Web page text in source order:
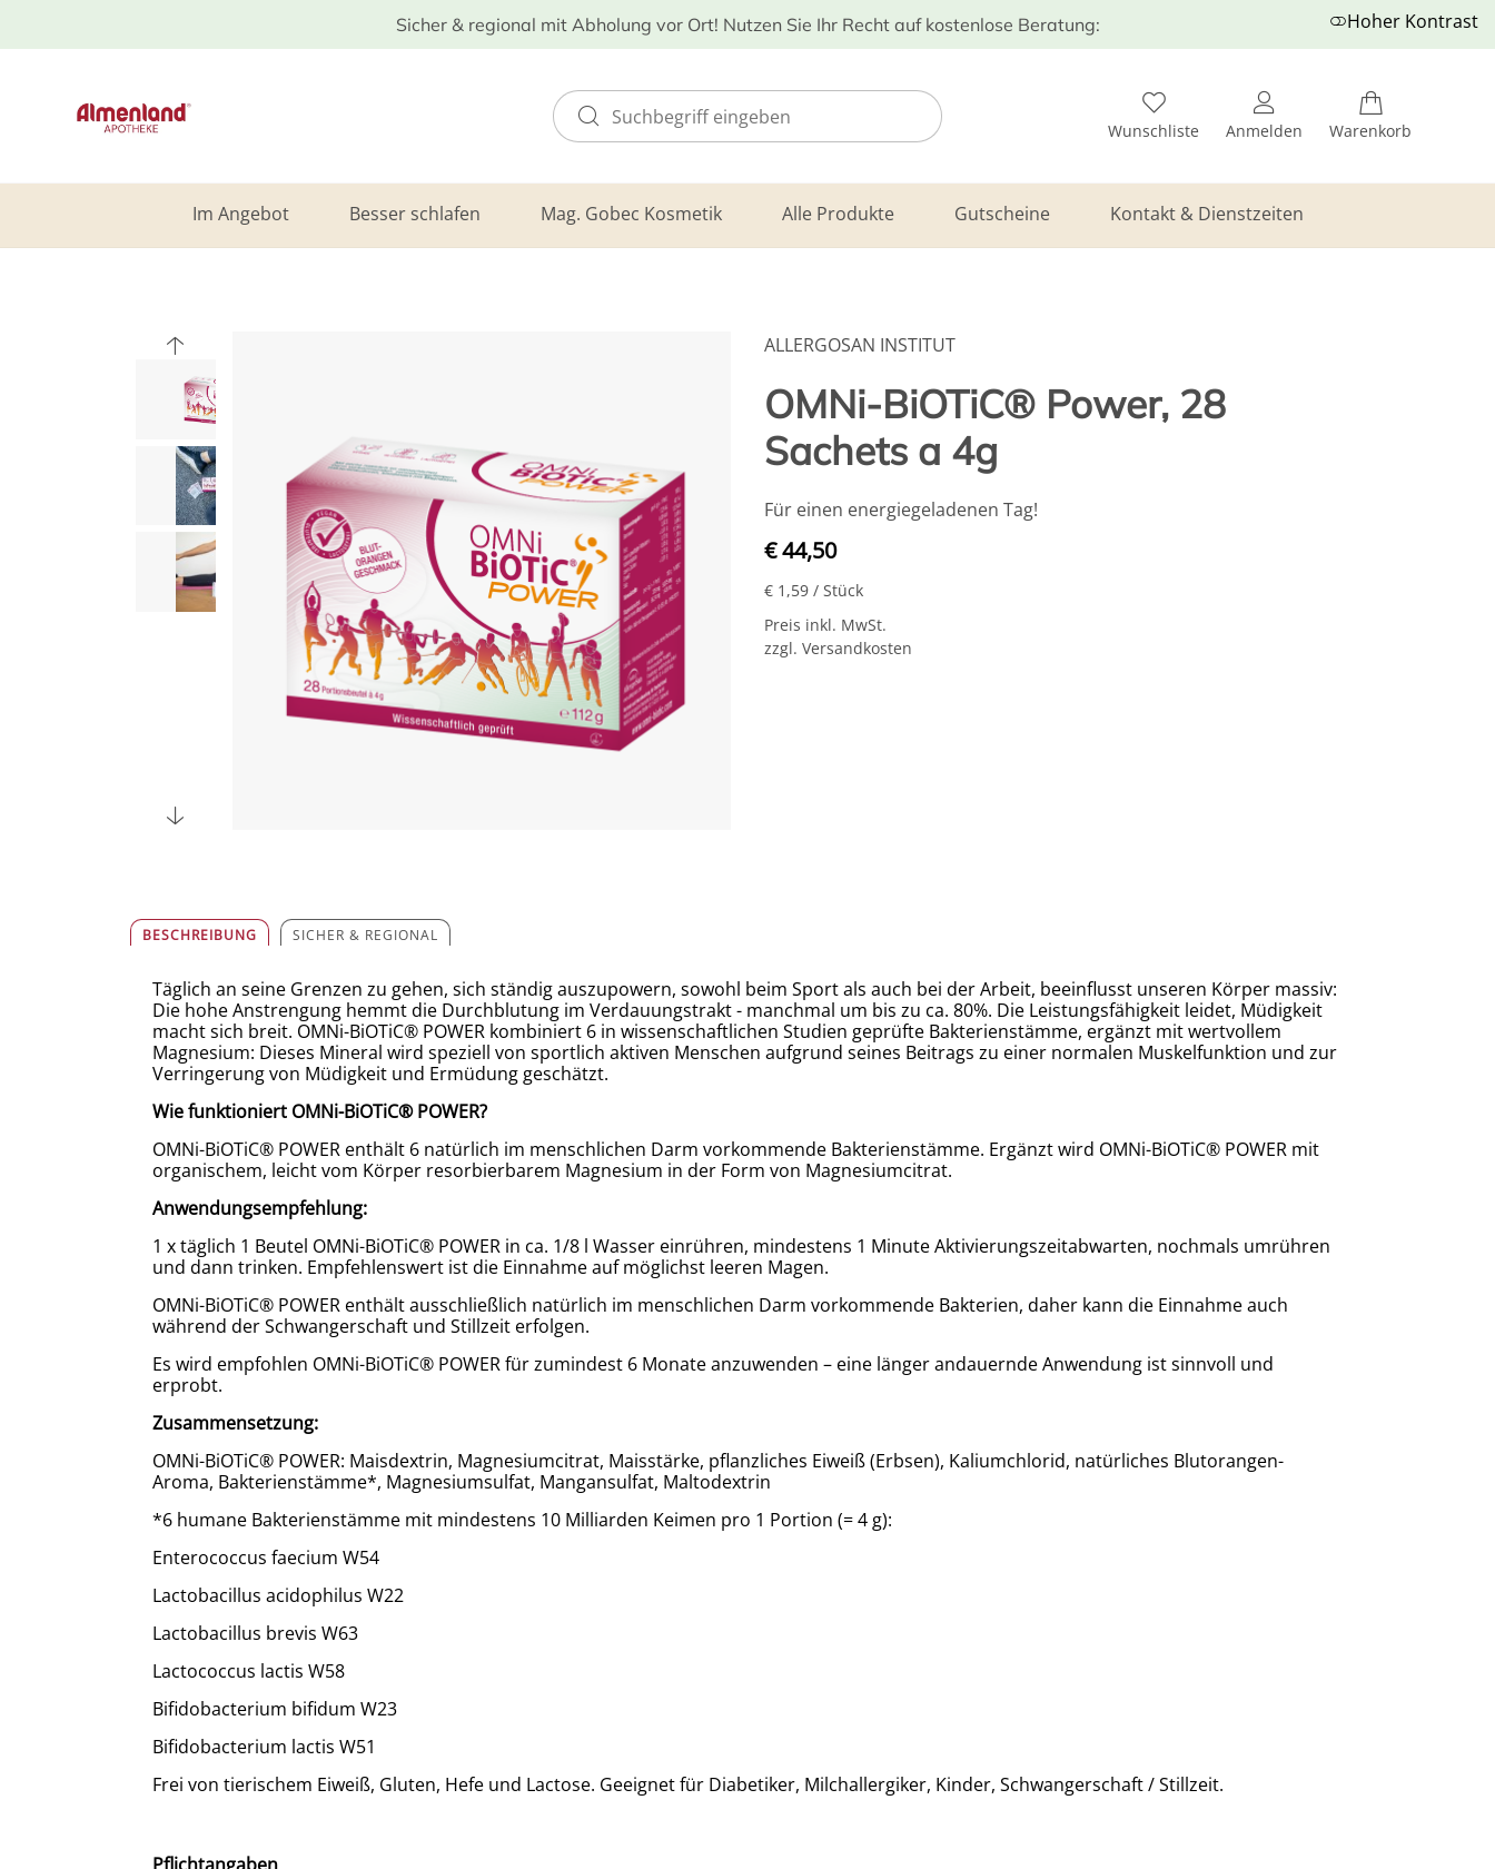
Sicher & regional mit Abholung vor Ort! Nutzen Sie Ihr Recht auf kostenlose Beratung: Hoher Kontrast
Wunschliste Anmelden Warenkorb
Im Angebot Besser schlafen Mag. Gobec Kosmetik Alle Produkte Gutscheine Kontakt & Dienstzeiten
ALLERGOSAN INSTITUT
OMNi-BiOTiC® Power, 28
Sachets a 4g
Für einen energiegeladenen Tag!
€ 44,50
€ 1,59 / Stück
Preis inkl. MwSt.
zzgl. Versandkosten
BESCHREIBUNG SICHER & REGIONAL
Täglich an seine Grenzen zu gehen, sich ständig auszupowern, sowohl beim Sport als auch bei der Arbeit, beeinflusst unseren Körper massiv:
Die hohe Anstrengung hemmt die Durchblutung im Verdauungstrakt - manchmal um bis zu ca. 80%. Die Leistungsfähigkeit leidet, Müdigkeit
macht sich breit. OMNi-BiOTiC® POWER kombiniert 6 in wissenschaftlichen Studien geprüfte Bakterienstämme, ergänzt mit wertvollem
Magnesium: Dieses Mineral wird speziell von sportlich aktiven Menschen aufgrund seines Beitrags zu einer normalen Muskelfunktion und zur
Verringerung von Müdigkeit und Ermüdung geschätzt.
Wie funktioniert OMNi-BiOTiC® POWER?
OMNi-BiOTiC® POWER enthält 6 natürlich im menschlichen Darm vorkommende Bakterienstämme. Ergänzt wird OMNi-BiOTiC® POWER mit
organischem, leicht vom Körper resorbierbarem Magnesium in der Form von Magnesiumcitrat.
Anwendungsempfehlung:
1 x täglich 1 Beutel OMNi-BiOTiC® POWER in ca. 1/8 l Wasser einrühren, mindestens 1 Minute Aktivierungszeitabwarten, nochmals umrühren
und dann trinken. Empfehlenswert ist die Einnahme auf möglichst leeren Magen.
OMNi-BiOTiC® POWER enthält ausschließlich natürlich im menschlichen Darm vorkommende Bakterien, daher kann die Einnahme auch
während der Schwangerschaft und Stillzeit erfolgen.
Es wird empfohlen OMNi-BiOTiC® POWER für zumindest 6 Monate anzuwenden – eine länger andauernde Anwendung ist sinnvoll und
erprobt.
Zusammensetzung:
OMNi-BiOTiC® POWER: Maisdextrin, Magnesiumcitrat, Maisstärke, pflanzliches Eiweiß (Erbsen), Kaliumchlorid, natürliches Blutorangen-
Aroma, Bakterienstämme*, Magnesiumsulfat, Mangansulfat, Maltodextrin
*6 humane Bakterienstämme mit mindestens 10 Milliarden Keimen pro 1 Portion (= 4 g):
Enterococcus faecium W54
Lactobacillus acidophilus W22
Lactobacillus brevis W63
Lactococcus lactis W58
Bifidobacterium bifidum W23
Bifidobacterium lactis W51
Frei von tierischem Eiweiß, Gluten, Hefe und Lactose. Geeignet für Diabetiker, Milchallergiker, Kinder, Schwangerschaft / Stillzeit.